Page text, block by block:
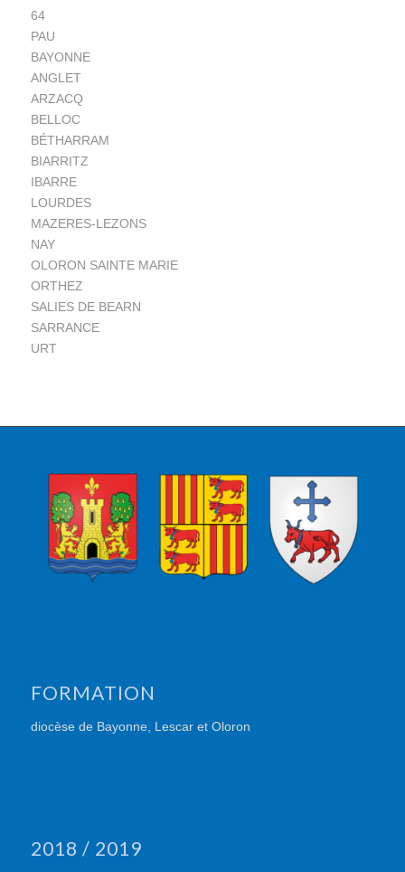
64
PAU
BAYONNE
ANGLET
ARZACQ
BELLOC
BÉTHARRAM
BIARRITZ
IBARRE
LOURDES
MAZERES-LEZONS
NAY
OLORON SAINTE MARIE
ORTHEZ
SALIES DE BEARN
SARRANCE
URT
FORMATION
diocèse de Bayonne, Lescar et Oloron
2018 / 2019